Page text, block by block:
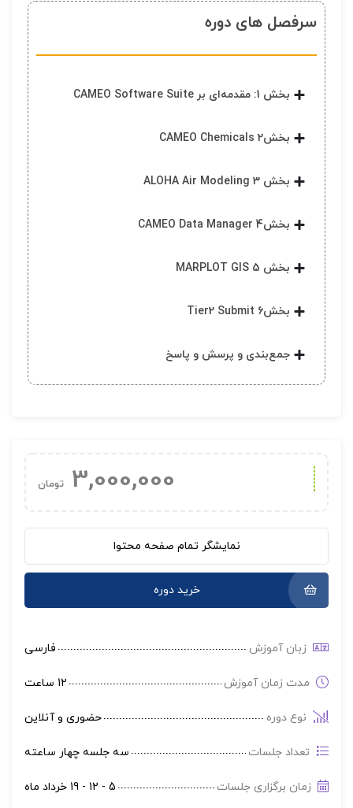
سرفصل های دوره
بخش 1: مقدمه‌ای بر CAMEO Software Suite
بخش2 CAMEO Chemicals
بخش 3 ALOHA Air Modeling
بخش4 CAMEO Data Manager
بخش 5 MARPLOT GIS
بخش6 Tier2 Submit
جمع‌بندی و پرسش و پاسخ
3,000,000 تومان
نمایشگر تمام صفحه محتوا
خرید دوره
زبان آموزش فارسی
مدت زمان آموزش 12 ساعت
نوع دوره حضوری و آنلاین
تعداد جلسات سه جلسه چهار ساعته
زمان برگزاری جلسات 5 - 12 - 19 خرداد ماه